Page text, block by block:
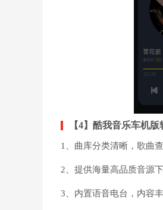
【4】酷我音乐车机
1、曲库分类清晰，歌曲查
2、提供海量高品质音源下
3、内置语音电台，内容丰